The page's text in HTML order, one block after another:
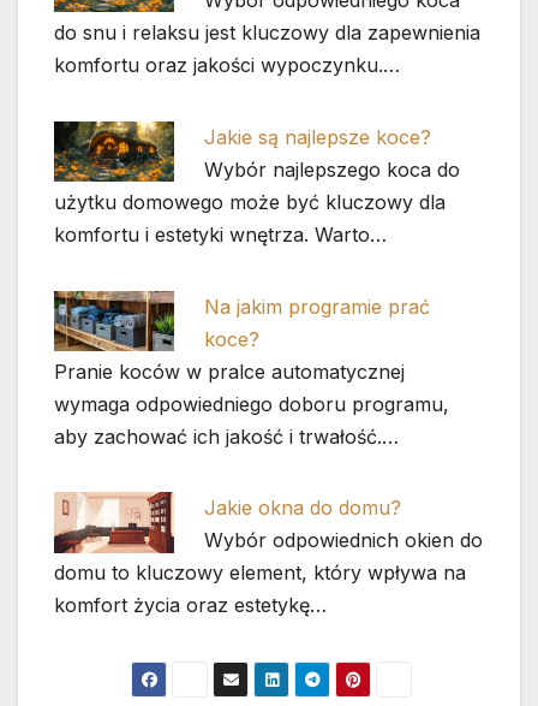
do snu i relaksu jest kluczowy dla zapewnienia
komfortu oraz jakości wypoczynku.…
Jakie są najlepsze koce?
Wybór najlepszego koca do
użytku domowego może być kluczowy dla
komfortu i estetyki wnętrza. Warto…
Na jakim programie prać
koce?
Pranie koców w pralce automatycznej
wymaga odpowiedniego doboru programu,
aby zachować ich jakość i trwałość.…
Jakie okna do domu?
Wybór odpowiednich okien do
domu to kluczowy element, który wpływa na
komfort życia oraz estetykę…